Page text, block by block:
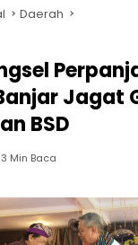
Daerah
Jagat
BSD
3 Min Baca